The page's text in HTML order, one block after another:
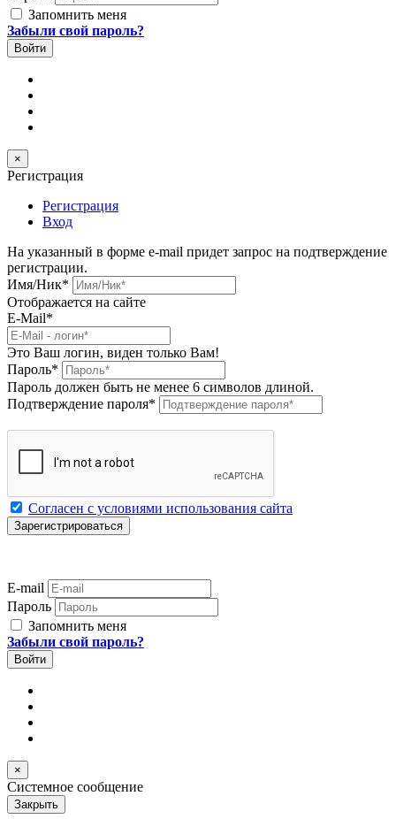
Запомнить меня
Забыли свой пароль?
×
Регистрация
Регистрация
Вход
На указанный в форме e-mail придет запрос на подтверждение
регистрации.
Имя/Ник*
Отображается на сайте
E-Mail*
Это Ваш логин, виден только Вам!
Пароль*
Пароль должен быть не менее 6 символов длиной.
Подтверждение пароля*
Согласен с условиями использования сайта
E-mail
Пароль
Запомнить меня
Забыли свой пароль?
×
Системное сообщение
Закрыть